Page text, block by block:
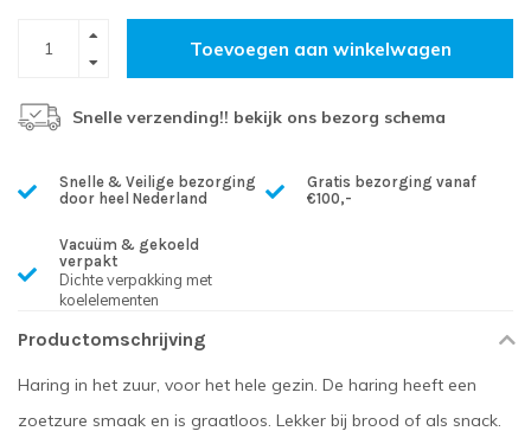
Toevoegen aan winkelwagen
Snelle verzending!! bekijk ons bezorg schema
Snelle & Veilige bezorging
door heel Nederland
Gratis bezorging vanaf
€100,-
Vacuüm & gekoeld
verpakt
Dichte verpakking met
koelelementen
Productomschrijving
Haring in het zuur, voor het hele gezin. De haring heeft een
zoetzure smaak en is graatloos. Lekker bij brood of als snack.